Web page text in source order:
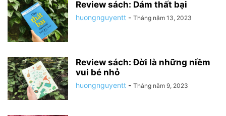
Review sách: Dám thất bại
huongnguyentt - Tháng năm 13, 2023
Review sách: Đời là những niềm
vui bé nhỏ
huongnguyentt - Tháng năm 9, 2023